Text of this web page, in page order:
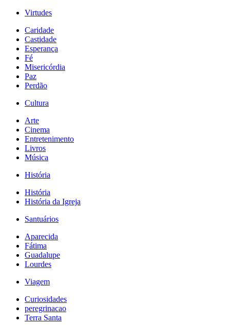
Virtudes
Caridade
Castidade
Esperança
Fé
Misericórdia
Paz
Perdão
Cultura
Arte
Cinema
Entretenimento
Livros
Música
História
História
História da Igreja
Santuários
Aparecida
Fátima
Guadalupe
Lourdes
Viagem
Curiosidades
peregrinacao
Terra Santa